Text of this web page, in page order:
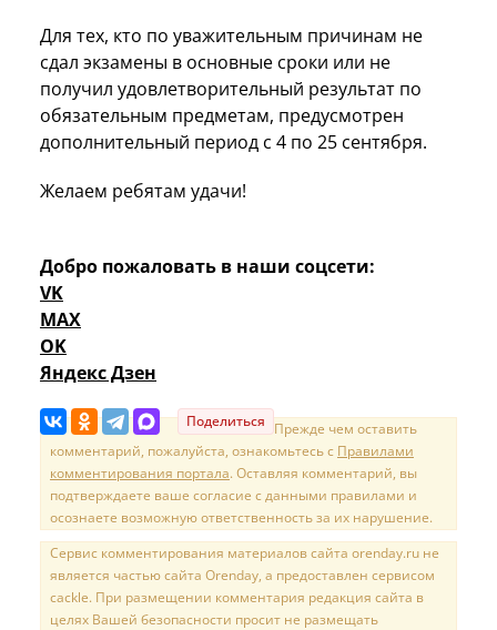
Для тех, кто по уважительным причинам не
сдал экзамены в основные сроки или не
получил удовлетворительный результат по
обязательным предметам, предусмотрен
дополнительный период с 4 по 25 сентября.
Желаем ребятам удачи!
Добро пожаловать в наши соцсети:
VK
MAX
OK
Яндекс Дзен
Поделиться Прежде чем оставить
комментарий, пожалуйста, ознакомьтесь с Правилами
комментирования портала. Оставляя комментарий, вы
подтверждаете ваше согласие с данными правилами и
осознаете возможную ответственность за их нарушение.
Сервис комментирования материалов сайта orenday.ru не
является частью сайта Orenday, а предоставлен сервисом
cackle. При размещении комментария редакция сайта в
целях Вашей безопасности просит не размещать